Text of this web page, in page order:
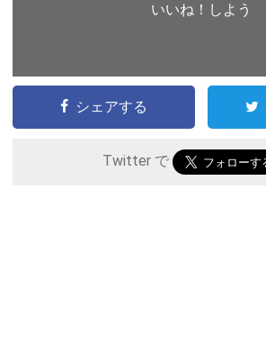
いいね！しよう
シェアする
Twitter で